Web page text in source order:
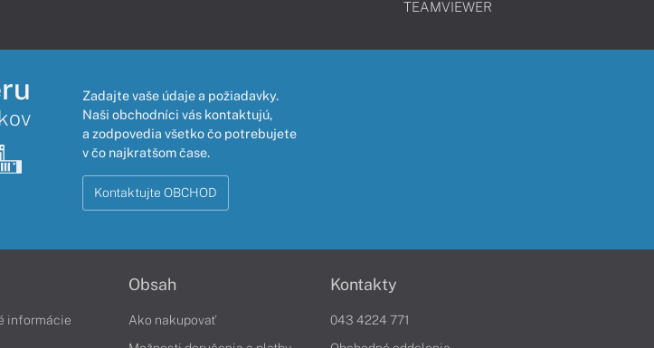
TEAMVIEWER
Zadajte vaše údaje a požiadavky.
Naši obchodníci vás kontaktujú,
a zodpovedia všetko čo potrebujete
v čo najkratšom čase.
Kontaktujte OBCHOD
informácie
Obsah
Ako nakupovať
Kontakty
043 4224 771